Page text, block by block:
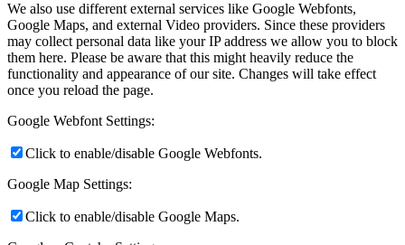
We also use different external services like Google Webfonts,
Google Maps, and external Video providers. Since these providers
may collect personal data like your IP address we allow you to block
them here. Please be aware that this might heavily reduce the
functionality and appearance of our site. Changes will take effect
once you reload the page.
Google Webfont Settings:
Click to enable/disable Google Webfonts.
Google Map Settings:
Click to enable/disable Google Maps.